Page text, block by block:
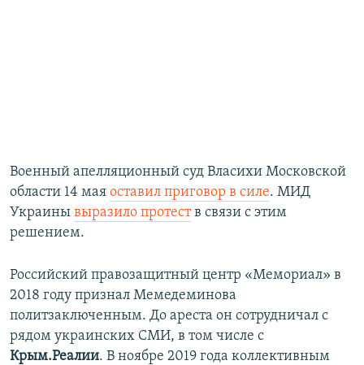
Военный апелляционный суд Власихи Московской
области 14 мая оставил приговор в силе. МИД
Украины выразило протеств связи с этим
решением.
Российский правозащитный центр «Мемориал» в
2018 году признал Мемедеминова
политзаключенным. До ареста он сотрудничал с
рядом украинских СМИ, в том числе с
Крым.Реалии. В ноябре 2019 года коллективным